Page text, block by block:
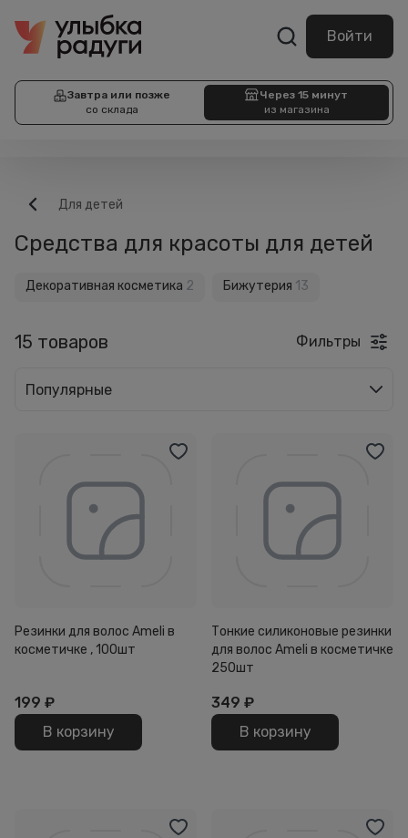
Войти
Завтра или позже
со склада
Через 15 минут
из магазина
Для детей
Средства для красоты для детей
Декоративная косметика 2 Бижутерия 13
15 товаров Фильтры
Популярные
Резинки для волос Ameli в
косметичке , 100шт
199 ₽
В корзину
Тонкие силиконовые резинки
для волос Ameli в косметичке
250шт
349 ₽
В корзину